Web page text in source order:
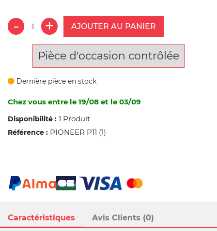
Caractéristiques Avis Clients (0)
AJOUTER AU PANIER
Pièce d'occasion contrôlée
Dernière pièce en stock
Chez vous entre le 19/08 et le 03/09
Disponibilité : 1 Produit
Référence : PIONEER P11 (1)